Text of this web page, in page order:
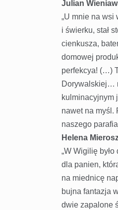
Julian
„U mnie na
i świerku, stał
cienkusza,
domowej
perfekcya! (…)
Dorywalskiej…
kulminacyjnym
nawet na myśl.
naszego
Helena
„W Wigilię
dla panien,
na miednicę
bujna fantazja
dwie zapalone